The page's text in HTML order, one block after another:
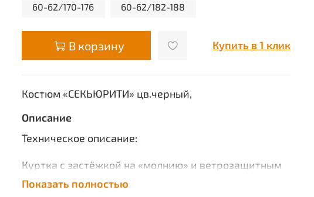
60-62/170-176 60-62/182-188
В корзину Купить в 1 клик
Костюм «СЕКЬЮРИТИ» цв.черный,
Описание
Техническое описание:
Куртка с застёжкой на «молнию» и ветрозащитным
клапаном, съёмным
Показать полностью